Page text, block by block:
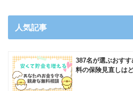
人気記事
387名が選ぶおす
料の保険見直しは